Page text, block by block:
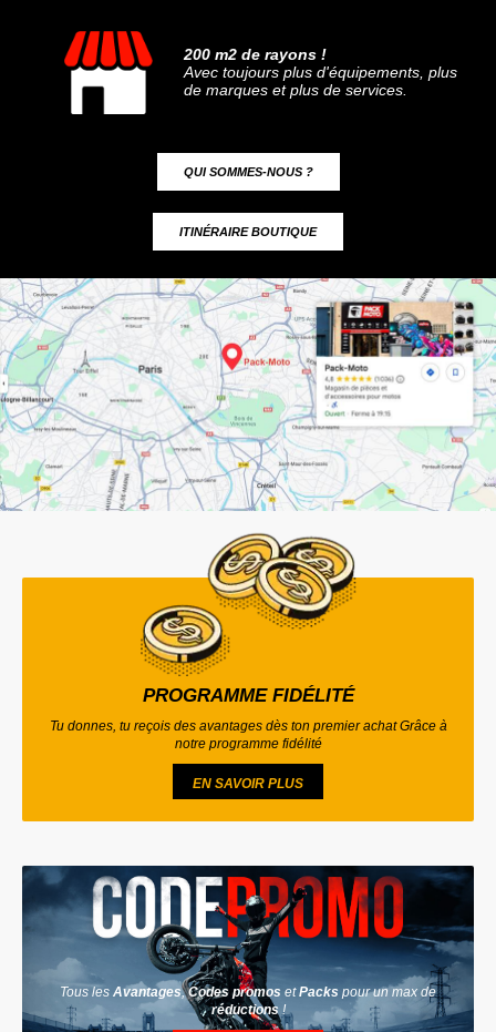
200 m2 de rayons !
Avec toujours plus d'équipements, plus
de marques et plus de services.
QUI SOMMES-NOUS ?
ITINÉRAIRE BOUTIQUE
PROGRAMME FIDÉLITÉ
Tu donnes, tu reçois des avantages dès ton premier achat Grâce à
notre programme fidélité
EN SAVOIR PLUS
Tous les Avantages,Codes promos etPacks pour un max de
réductions !